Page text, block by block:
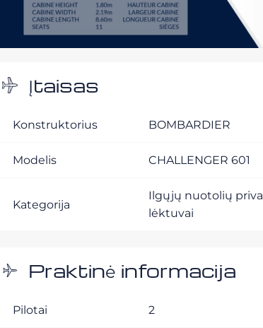
Įtaisas
Konstruktorius BOMBARDIER
Modelis CHALLENGER 601
Kategorija
Ilgųjų nuotolių
lėktuvai
Praktinė informacija
Pilotai 2